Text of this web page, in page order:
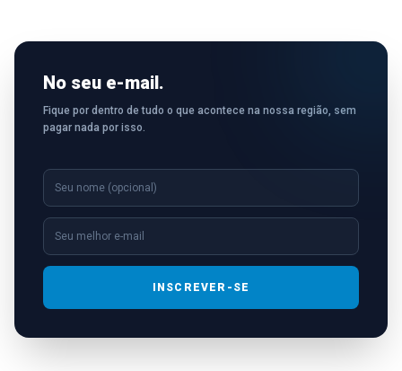
No seu e-mail.
Fique por dentro de tudo o que acontece na nossa região, sem
pagar nada por isso.
INSCREVER-SE